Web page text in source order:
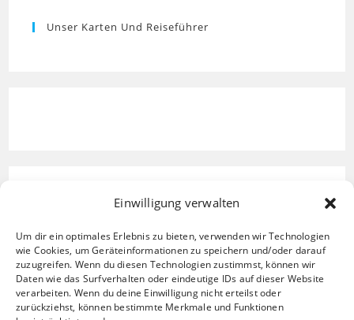
Einwilligung verwalten
Um dir ein optimales Erlebnis zu bieten, verwenden wir Technologien
wie Cookies, um Geräteinformationen zu speichern und/oder darauf
zuzugreifen. Wenn du diesen Technologien zustimmst, können wir
Daten wie das Surfverhalten oder eindeutige IDs auf dieser Website
verarbeiten. Wenn du deine Einwilligung nicht erteilst oder
zurückziehst, können bestimmte Merkmale und Funktionen
Unser Karten Und Reiseführer